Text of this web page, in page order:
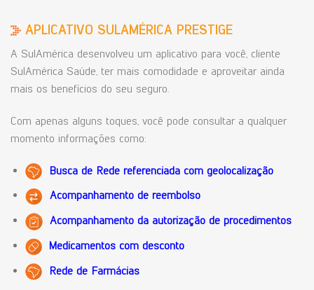
APLICATIVO SULAMÉRICA PRESTIGE
A SulAmérica desenvolveu um aplicativo para você, cliente
SulAmérica Saúde, ter mais comodidade e aproveitar ainda
mais os benefícios do seu seguro.
Com apenas alguns toques, você pode consultar a qualquer
momento informações como:
Busca de Rede referenciada com geolocalização
Acompanhamento de reembolso
Acompanhamento da autorização de procedimentos
Medicamentos com desconto
Rede de Farmácias